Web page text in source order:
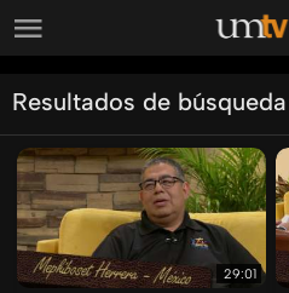
Resultados de búsqueda
Ordenar por:
29:01